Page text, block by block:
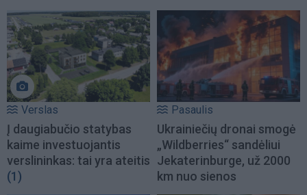
Verslas
Į daugiabučio statybas
kaime investuojantis
verslininkas: tai yra ateitis
(1)
Pasaulis
Ukrainiečių dronai smogė
„Wildberries“ sandėliui
Jekaterinburge, už 2000
km nuo sienos